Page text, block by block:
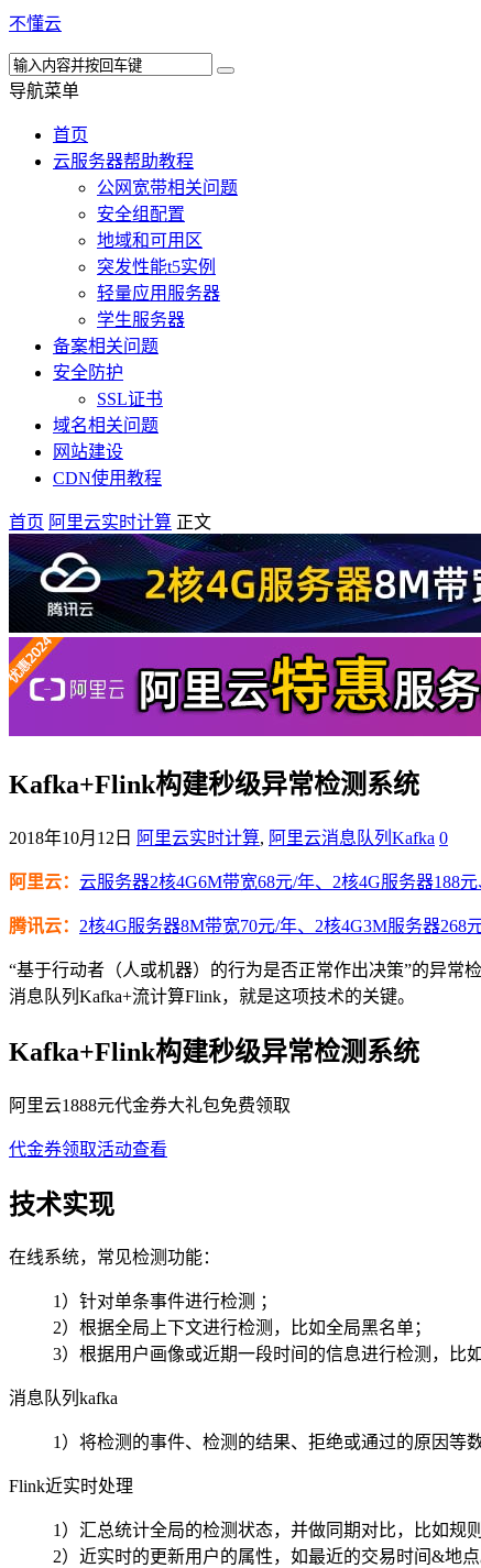
不懂云
导航菜单
首页
云服务器帮助教程
公网宽带相关问题
安全组配置
地域和可用区
突发性能t5实例
轻量应用服务器
学生服务器
备案相关问题
安全防护
SSL证书
域名相关问题
网站建设
CDN使用教程
首页 阿里云实时计算 正文
Kafka+Flink构建秒级异常检测系统
2018年10月12日 阿里云实时计算, 阿里云消息队列Kafka 0
阿里云： 云服务器2核4G6M带宽68元/年、2核4G服务器188
腾讯云： 2核4G服务器8M带宽70元/年、2核4G3M服务器268
“基于行动者（人或机器）的行为是否正常作出决策”的异常
消息队列Kafka+流计算Flink，就是这项技术的关键。
Kafka+Flink构建秒级异常检测系统
阿里云1888元代金券大礼包免费领取
代金券领取活动查看
技术实现
在线系统，常见检测功能：
1）针对单条事件进行检测 ；
2）根据全局上下文进行检测，比如全局黑名单；
3）根据用户画像或近期一段时间的信息进行检测，比
消息队列kafka
1）将检测的事件、检测的结果、拒绝或通过的原因等
Flink近实时处理
1）汇总统计全局的检测状态，并做同期对比，比如规
2）近实时的更新用户的属性，如最近的交易时间&地点